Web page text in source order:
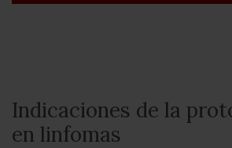
Indicaciones de la
en linfomas